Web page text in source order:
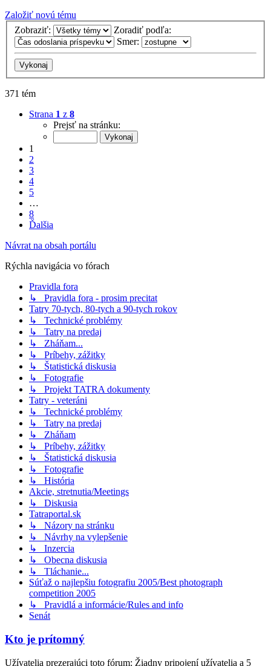
Založiť novú tému
Zobraziť:
Zoradiť podľa:
Smer:
371 tém
Strana 1 z 8
Prejsť na stránku:
1
2
3
4
5
…
8
Ďalšia
Návrat na obsah portálu
Rýchla navigácia vo fórach
Pravidla fora
↳ Pravidla fora - prosim precitat
Tatry 70-tych, 80-tych a 90-tych rokov
↳ Technické problémy
↳ Tatry na predaj
↳ Zháňam...
↳ Príbehy, zážitky
↳ Štatistická diskusia
↳ Fotografie
↳ Projekt TATRA dokumenty
Tatry - veteráni
↳ Technické problémy
↳ Tatry na predaj
↳ Zháňam
↳ Príbehy, zážitky
↳ Štatistická diskusia
↳ Fotografie
↳ História
Akcie, stretnutia/Meetings
↳ Diskusia
Tatraportal.sk
↳ Názory na stránku
↳ Návrhy na vylepšenie
↳ Inzercia
↳ Obecna diskusia
↳ Tláchanie...
Súťaž o najlepšiu fotografiu 2005/Best photograph
competition 2005
↳ Pravidlá a informácie/Rules and info
Senát
Kto je prítomný
Užívatelia prezerajúci toto fórum: Žiadny pripojení užívatelia a 5